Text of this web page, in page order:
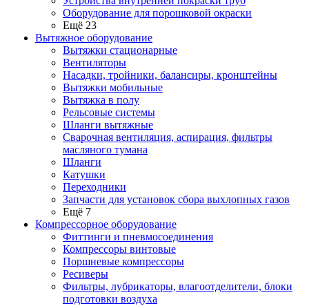
Оборудование для порошковой окраски
Ещё 23
Вытяжное оборудование
Вытяжки стационарные
Вентиляторы
Насадки, тройники, балансиры, кронштейны
Вытяжки мобильные
Вытяжка в полу
Рельсовые системы
Шланги вытяжные
Сварочная вентиляция, аспирация, фильтры
масляного тумана
Шланги
Катушки
Переходники
Запчасти для установок сбора выхлопных газов
Ещё 7
Компрессорное оборудование
Фиттинги и пневмосоединения
Компрессоры винтовые
Поршневые компрессоры
Ресиверы
Фильтры, лубрикаторы, влагоотделители, блоки
подготовки воздуха